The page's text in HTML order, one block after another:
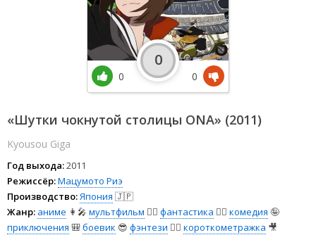
«Шутки чокнутой столицы ONA» (2011)
Kyousou Giga
Год выхода:2011
Режиссёр:Мацумото Риэ
Производство:Япония 🇯🇵
Жанр: аниме 👩‍🎤 мультфильм 🧚‍♀️ фантастика 🧙‍♀️ комедия 🤪
приключения 🎒боевик 😎 фэнтези 🧝‍♂️ короткометражка 🎥
0
0
0